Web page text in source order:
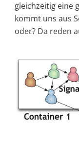
gleichzeitig eine
kommt uns aus
oder? Da reden